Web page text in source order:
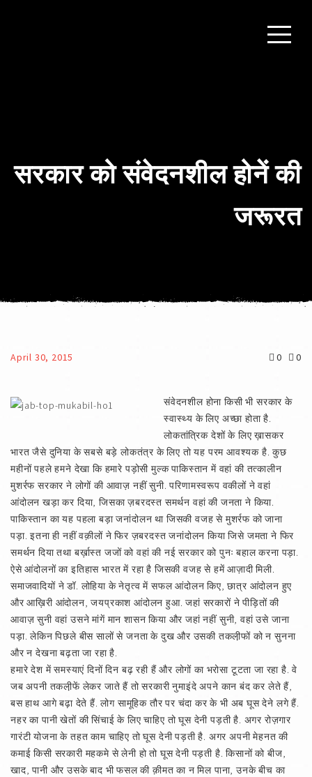
सरकार को संवेदनशील होनें की
जरूरत
April 30, 2015 0 0
संवेदनशील होना किसी भी सरकार के
स्वास्थ्य के लिए अच्छा होता है.
लोकतांत्रिक देशों के लिए ख़ासकर
भारत जैसे दुनिया के सबसे बड़े लोकतंत्र के लिए तो यह परम आवश्यक है. कुछ
महीनों पहले हमने देखा कि हमारे पड़ोसी मुल्क पाकिस्तान में वहां की तत्कालीन
मुशर्रफ सरकार ने लोगों की आवाज़ नहीं सुनी. परिणामस्वरूप वकीलों ने वहां
आंदोलन खड़ा कर दिया, जिसका ज़बरदस्त समर्थन वहां की जनता ने किया.
पाकिस्तान का यह पहला बड़ा जनांदोलन था जिसकी वजह से मुशर्रफ को जाना
पड़ा. इतना ही नहीं वक़ीलों ने फिर ज़बरदस्त जनांदोलन किया जिसे जमता ने फिर
समर्थन दिया तथा बर्ख़ास्त जजों को वहां की नई सरकार को पुनः बहाल करना पड़ा.
ऐसे आंदोलनों का इतिहास भारत में रहा है जिसकी वजह से हमें आज़ादी मिली.
समाजवादियों ने डॉ. लोहिया के नेतृत्व में सफल आंदोलन किए, छात्र आंदोलन हुए
और आख़िरी आंदोलन, जयप्रकाश आंदोलन हुआ. जहां सरकारों ने पीड़ितों की
आवाज़ सुनी वहां उसने मांगें मान शासन किया और जहां नहीं सुनी, वहां उसे जाना
पड़ा. लेकिन पिछले बीस सालों से जनता के दुख और उसकी तकली़फों को न सुनना
और न देखना बढ़ता जा रहा है.
हमारे देश में समस्याएं दिनों दिन बढ़ रही हैं और लोगों का भरोसा टूटता जा रहा है. वे
जब अपनी तकली़फें लेकर जाते हैं तो सरकारी नुमाइंदे अपने कान बंद कर लेते हैं,
बस हाथ आगे बढ़ा देते हैं. लोग सामूहिक तौर पर चंदा कर के भी अब घूस देने लगे हैं.
नहर का पानी खेतों की सिंचाई के लिए चाहिए तो घूस देनी पड़ती है. अगर रोज़गार
गारंटी योजना के तहत काम चाहिए तो घूस देनी पड़ती है. अगर अपनी मेहनत की
कमाई किसी सरकारी महकमे से लेनी हो तो घूस देनी पड़ती है. किसानों को बीज,
खाद, पानी और उसके बाद भी फसल की क़ीमत का न मिल पाना, उनके बीच का